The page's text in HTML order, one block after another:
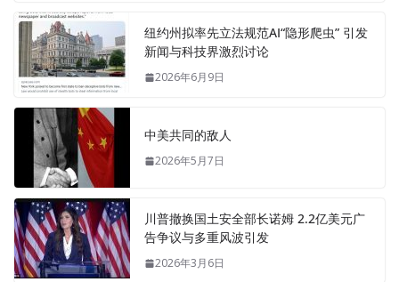
纽约州拟率先立法规范AI“隐形爬虫” 引发
新闻与科技界激烈讨论
2026年6月9日
中美共同的敌人
2026年5月7日
川普撤换国土安全部长诺姆 2.2亿美元广
告争议与多重风波引发
2026年3月6日